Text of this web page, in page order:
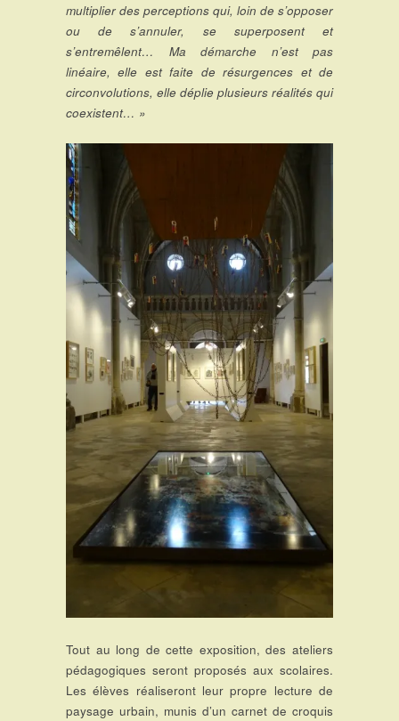
multiplier des perceptions qui, loin de s’opposer
ou de s’annuler, se superposent et
s’entremêlent… Ma démarche n’est pas
linéaire, elle est faite de résurgences et de
circonvolutions, elle déplie plusieurs réalités qui
coexistent… »
Tout au long de cette exposition, des ateliers
pédagogiques seront proposés aux scolaires.
Les élèves réaliseront leur propre lecture de
paysage urbain, munis d’un carnet de croquis